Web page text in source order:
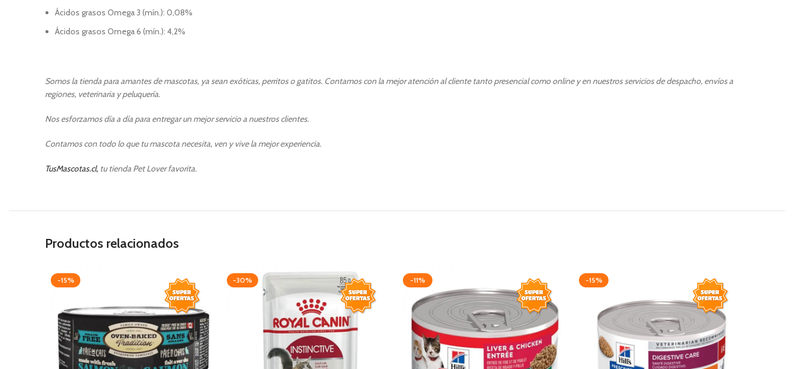
Ácidos grasos Omega 3 (mín.): 0,08%
Ácidos grasos Omega 6 (mín.): 4,2%
Somos la tienda para amantes de mascotas, ya sean exóticas, perritos o gatitos. Contamos con la mejor atención al cliente tanto presencial como online y en nuestros servicios de despacho, envíos a
regiones, veterinaria y peluquería.
Nos esforzamos día a día para entregar un mejor servicio a nuestros clientes.
Contamos con todo lo que tu mascota necesita, ven y vive la mejor experiencia.
TusMascotas.cl, tu tienda Pet Lover favorita.
Productos relacionados
-15% -30% -11% -15%